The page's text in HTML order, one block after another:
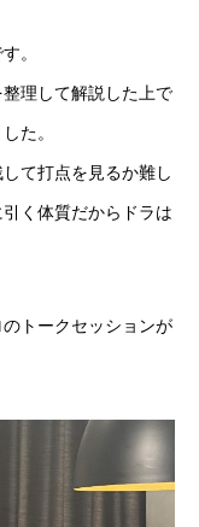
。
理して解説した上で
た。
て打点を見るか難し
く体質だからドラは
トークセッションが